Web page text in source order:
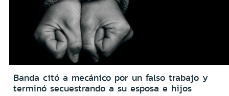
Banda citó a mecánico por un falso trabajo y
terminó secuestrando a su esposa e hijos